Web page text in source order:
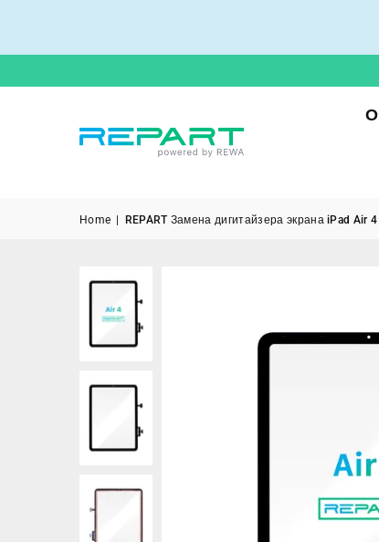
О
Home REPART Замена дигитайзера экрана iPad Air 4